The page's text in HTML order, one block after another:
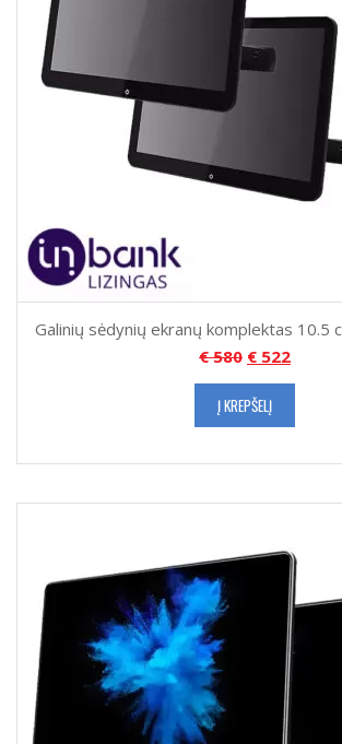
Galinių sėdynių ekranų komplektas 10.5
€580 € 522
Į KREPŠELĮ